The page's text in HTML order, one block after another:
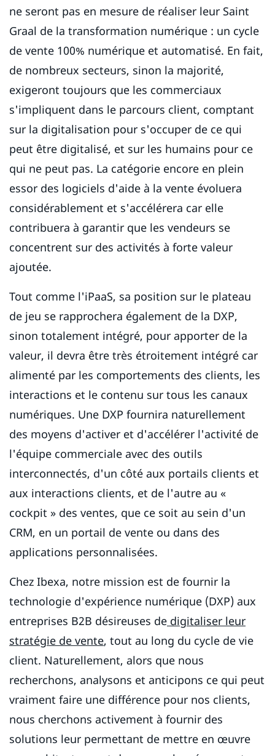
ne seront pas en mesure de réaliser leur Saint
Graal de la transformation numérique : un cycle
de vente 100% numérique et automatisé. En fait,
de nombreux secteurs, sinon la majorité,
exigeront toujours que les commerciaux
s'impliquent dans le parcours client, comptant
sur la digitalisation pour s'occuper de ce qui
peut être digitalisé, et sur les humains pour ce
qui ne peut pas. La catégorie encore en plein
essor des logiciels d'aide à la vente évoluera
considérablement et s'accélérera car elle
contribuera à garantir que les vendeurs se
concentrent sur des activités à forte valeur
ajoutée.
Tout comme l'iPaaS, sa position sur le plateau
de jeu se rapprochera également de la DXP,
sinon totalement intégré, pour apporter de la
valeur, il devra être très étroitement intégré car
alimenté par les comportements des clients, les
interactions et le contenu sur tous les canaux
numériques. Une DXP fournira naturellement
des moyens d'activer et d'accélérer l'activité de
l'équipe commerciale avec des outils
interconnectés, d'un côté aux portails clients et
aux interactions clients, et de l'autre au «
cockpit » des ventes, que ce soit au sein d'un
CRM, en un portail de vente ou dans des
applications personnalisées.
Chez Ibexa, notre mission est de fournir la
technologie d'expérience numérique (DXP) aux
entreprises B2B désireuses de digitaliser leur
stratégie de vente, tout au long du cycle de vie
client. Naturellement, alors que nous
recherchons, analysons et anticipons ce qui peut
vraiment faire une différence pour nos clients,
nous cherchons activement à fournir des
solutions leur permettant de mettre en œuvre